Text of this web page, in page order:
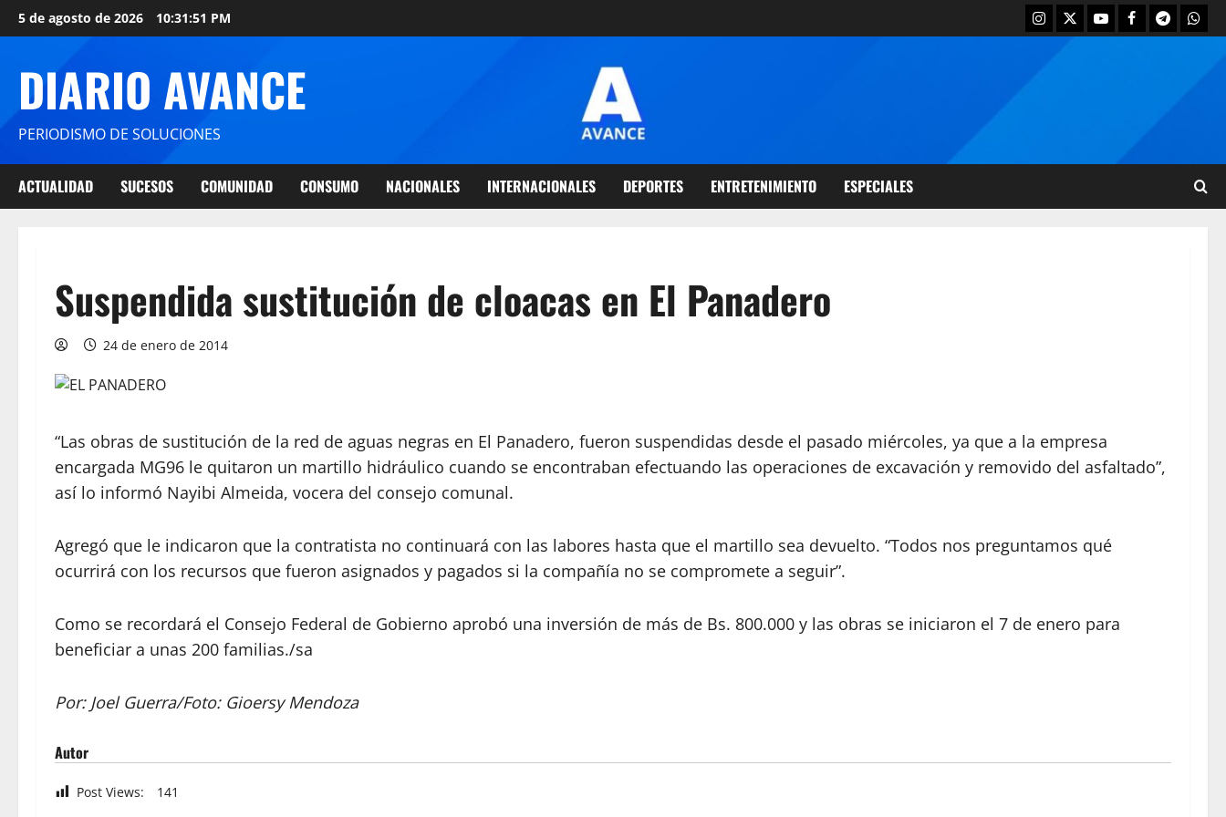
5 de agosto de 2026 10:31:51 PM
DIARIO AVANCE
PERIODISMO DE SOLUCIONES
ACTUALIDAD SUCESOS COMUNIDAD CONSUMO NACIONALES INTERNACIONALES DEPORTES ENTRETENIMIENTO ESPECIALES
Suspendida sustitución de cloacas en El Panadero
24 de enero de 2014
“Las obras de sustitución de la red de aguas negras en El Panadero, fueron suspendidas desde el pasado miércoles, ya que a la empresa
encargada MG96 le quitaron un martillo hidráulico cuando se encontraban efectuando las operaciones de excavación y removido del asfaltado”,
así lo informó Nayibi Almeida, vocera del consejo comunal.
Agregó que le indicaron que la contratista no continuará con las labores hasta que el martillo sea devuelto. “Todos nos preguntamos qué
ocurrirá con los recursos que fueron asignados y pagados si la compañía no se compromete a seguir”.
Como se recordará el Consejo Federal de Gobierno aprobó una inversión de más de Bs. 800.000 y las obras se iniciaron el 7 de enero para
beneficiar a unas 200 familias./sa
Por: Joel Guerra/Foto: Gioersy Mendoza
Autor
Post Views: 141